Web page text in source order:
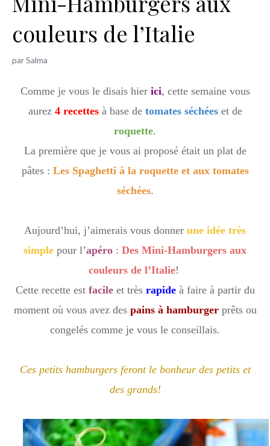
h
e
r
couleurs de l’Italie
parSalma
Comme je vous le disais hier ici, cette semaine vous
aurez 4 recettesà base de tomates séchées et de
roquette.
La première que je vous ai proposé était un plat de
pâtes : Les Spaghetti à la roquette et aux tomates
séchées.
Aujourd’hui, j’aimerais vous donner une idée très
simple pour l’apéro : Des Mini-Hamburgers aux
couleurs de l’Italie!
Cette recette est facileet très rapideà faire à partir du
moment où vous avez des pains à hamburger prêts ou
congelés comme je vous le conseillais.
Ces petits hamburgers feront le bonheur des petits et
des grands!